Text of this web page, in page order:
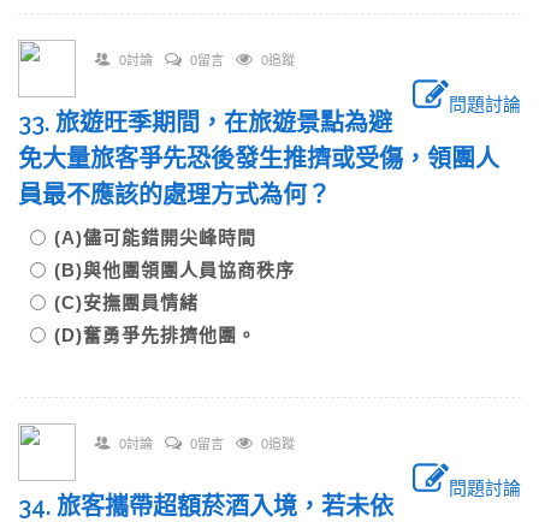
0討論 0留言 0追蹤
問題討論
33. 旅遊旺季期間，在旅遊景點為避
免大量旅客爭先恐後發生推擠或受傷，領團人
員最不應該的處理方式為何？
(A)儘可能錯開尖峰時間
(B)與他團領團人員協商秩序
(C)安撫團員情緒
(D)奮勇爭先排擠他團。
0討論 0留言 0追蹤
問題討論
34. 旅客攜帶超額菸酒入境，若未依